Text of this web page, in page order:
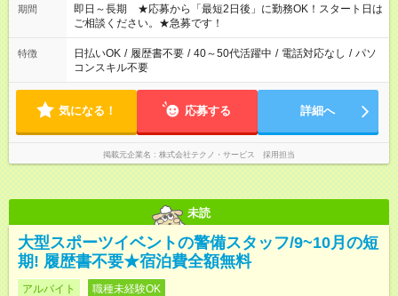
ご希望を教えてください！
期間
即日～長期 ★応募から「最短2日後」に勤務OK！スタート日は
ご相談ください。★急募です！
特徴 日払いOK / 履歴書不要 / 40～50代活躍中 / 電話対応なし / パソ
コンスキル不要
気になる！ 応募する 詳細へ
掲載元企業名 株式会社テクノ・サービス 採用担当
未読
大型スポーツイベントの警備スタッフ/9~10月の短
期! 履歴書不要★宿泊費全額無料
アルバイト 職種未経験OK